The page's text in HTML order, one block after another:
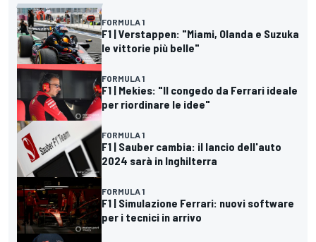
FORMULA 1
F1 | Verstappen: "Miami, Olanda e Suzuka
le vittorie più belle"
FORMULA 1
F1 | Mekies: "Il congedo da Ferrari ideale
per riordinare le idee"
FORMULA 1
F1 | Sauber cambia: il lancio dell'auto
2024 sarà in Inghilterra
FORMULA 1
F1 | Simulazione Ferrari: nuovi software
per i tecnici in arrivo